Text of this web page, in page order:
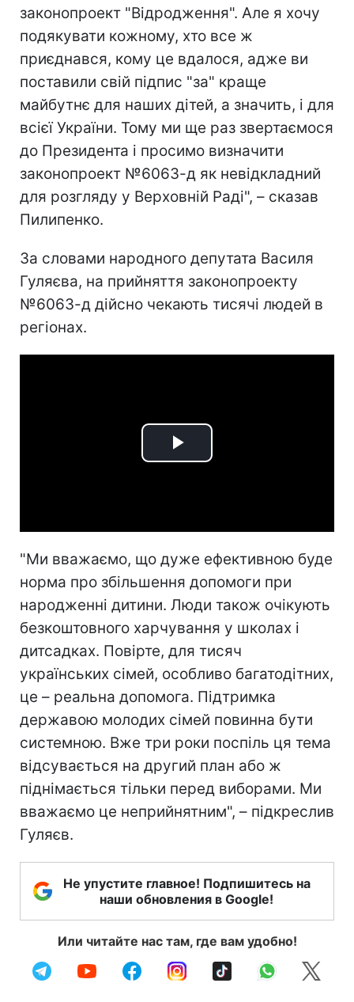
законопроект "Відродження". Але я хочу
подякувати кожному, хто все ж
приєднався, кому це вдалося, адже ви
поставили свій підпис "за" краще
майбутнє для наших дітей, а значить, і для
всієї України. Тому ми ще раз звертаємося
до Президента і просимо визначити
законопроект №6063-д як невідкладний
для розгляду у Верховній Раді", – сказав
Пилипенко.
За словами народного депутата Василя
Гуляєва, на прийняття законопроекту
№6063-д дійсно чекають тисячі людей в
регіонах.
Play
"Ми вважаємо, що дуже ефективною буде
норма про збільшення допомоги при
народженні дитини. Люди також очікують
безкоштовного харчування у школах і
дитсадках. Повірте, для тисяч
українських сімей, особливо багатодітних,
це – реальна допомога. Підтримка
державою молодих сімей повинна бути
системною. Вже три роки поспіль ця тема
відсувається на другий план або ж
піднімається тільки перед виборами. Ми
вважаємо це неприйнятним", – підкреслив
Гуляєв.
Не упустите главное! Подпишитесь на
наши обновления в Google!
Или читайте нас там, где вам удобно!